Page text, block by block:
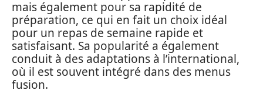
mais également pour sa rapidité de
préparation, ce qui en fait un choix idéal
pour un repas de semaine rapide et
satisfaisant. Sa popularité a également
conduit à des adaptations à l’international,
où il est souvent intégré dans des menus
fusion.